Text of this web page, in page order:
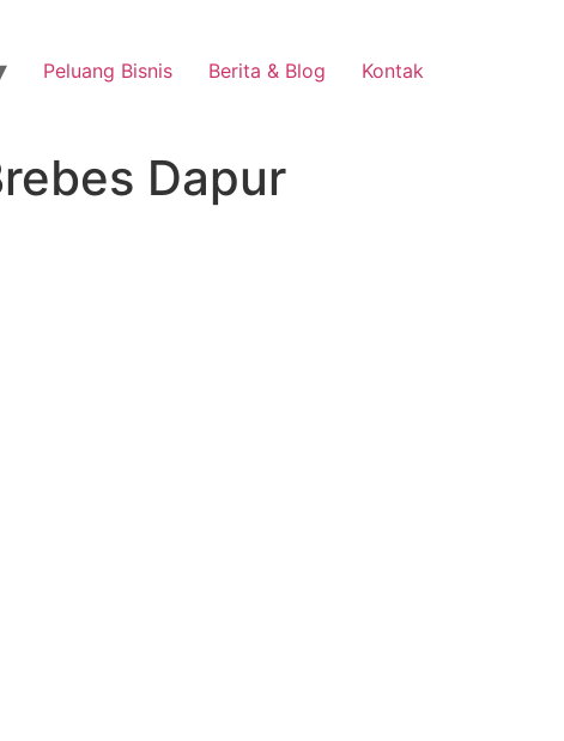
Peluang Bisnis Berita & Blog Kontak
Dapur